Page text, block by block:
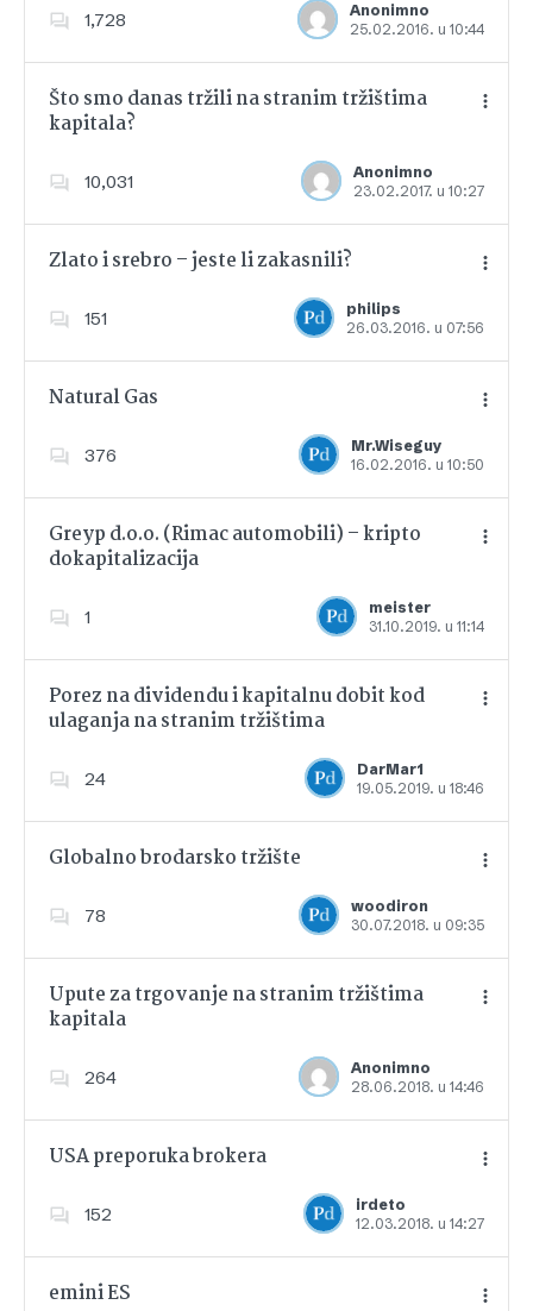
1,728
Anonimno
25.02.2016. u 10:44
Dodajte u favorite
Što smo danas tržili na stranim tržištima
kapitala?
10,031
Anonimno
23.02.2017. u 10:27
Dodajte u favorite
Zlato i srebro – jeste li zakasnili?
151
philips
26.03.2016. u 07:56
Dodajte u favorite
Natural Gas
376
Mr.Wiseguy
16.02.2016. u 10:50
Dodajte u favorite
Greyp d.o.o. (Rimac automobili) – kripto
dokapitalizacija
1
meister
31.10.2019. u 11:14
Dodajte u favorite
Porez na dividendu i kapitalnu dobit kod
ulaganja na stranim tržištima
24
DarMar1
19.05.2019. u 18:46
Dodajte u favorite
Globalno brodarsko tržište
78
woodiron
30.07.2018. u 09:35
Dodajte u favorite
Upute za trgovanje na stranim tržištima
kapitala
264
Anonimno
28.06.2018. u 14:46
Dodajte u favorite
USA preporuka brokera
152
irdeto
12.03.2018. u 14:27
Dodajte u favorite
emini ES